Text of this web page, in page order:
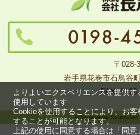
〒028-
岩手県花巻市石鳥谷
FAX.
©Nagasawa
よりよいエクスペリエンスを提供
使用しています
Cookieを使用することにより、お
することが可能となります。
上記の使用に同意する場合は「同意